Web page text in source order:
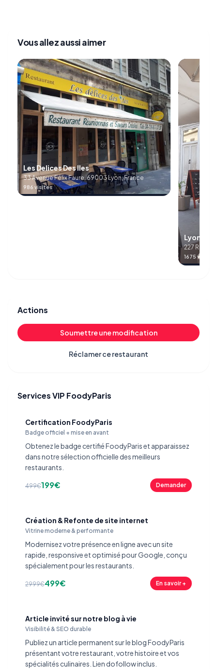
Vous allez aussi aimer
Les Delices Des Iles
33 Avenue Félix Faure, 69003 Lyon, France
986 visites
Lyon-
227 Rue
1675 visites
Actions
Soumettre une modification
Réclamer ce restaurant
Services VIP FoodyParis
Certification FoodyParis
Badge officiel + mise en avant
Obtenez le badge certifié FoodyParis et apparaissez
dans notre sélection officielle des meilleurs
restaurants.
499€199€ Demander
Création & Refonte de site internet
Vitrine moderne & performante
Modernisez votre présence en ligne avec un site
rapide, responsive et optimisé pour Google, conçu
spécialement pour les restaurants.
2999€499€ En savoir +
Article invité sur notre blog à vie
Visibilité & SEO durable
Publiez un article permanent sur le blog FoodyParis
présentant votre restaurant, votre histoire et vos
spécialités culinaires. Lien dofollow inclus.